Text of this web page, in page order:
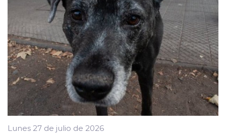
Lunes 27 de julio de 2026